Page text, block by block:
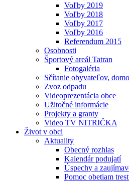
Voľby 2019
Voľby 2018
Voľby 2017
Voľby 2016
Referendum 2015
Osobnosti
Športový areál Tatran
Fotogaléria
Sčítanie obyvateľov,
Zvoz odpadu
Videoprezentácia obce
Užitočné informácie
Projekty a granty
Video TV NITRIČKA
Život v obci
Aktuality
Obecný rozhlas
Kalendár podujatí
Úspechy a
Pomoc obetiam